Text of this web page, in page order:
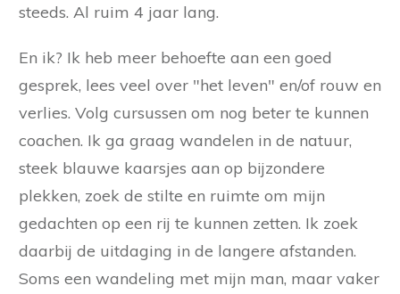
steeds. Al ruim 4 jaar lang.
En ik? Ik heb meer behoefte aan een goed
gesprek, lees veel over "het leven" en/of rouw en
verlies. Volg cursussen om nog beter te kunnen
coachen. Ik ga graag wandelen in de natuur,
steek blauwe kaarsjes aan op bijzondere
plekken, zoek de stilte en ruimte om mijn
gedachten op een rij te kunnen zetten. Ik zoek
daarbij de uitdaging in de langere afstanden.
Soms een wandeling met mijn man, maar vaker